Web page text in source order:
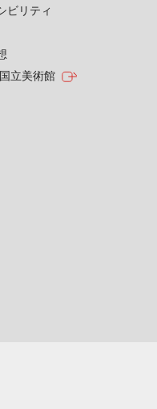
ビリティ
立美術館